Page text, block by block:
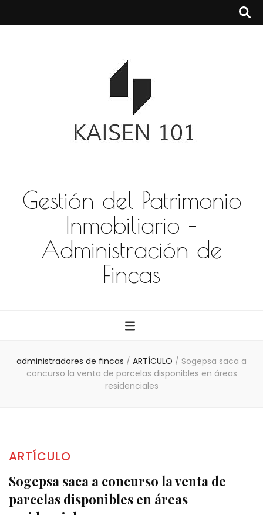
Gestión del Patrimonio
Inmobiliario –
Administración de
Fincas
administradores de fincas / ARTÍCULO / Sogepsa saca a
concurso la venta de parcelas disponibles en áreas
residenciales
ARTÍCULO
Sogepsa saca a concurso la venta de
parcelas disponibles en áreas